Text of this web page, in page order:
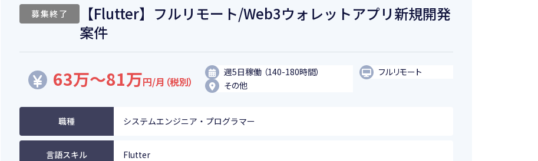
募集終了
【Flutter】フルリモート/Web3ウォレットアプリ新規開発
案件
63万～81万円/月（税別）
週5日稼働 （140-180時間）
フルリモート
その他
職種 システムエンジニア・プログラマー
言語スキル Flutter